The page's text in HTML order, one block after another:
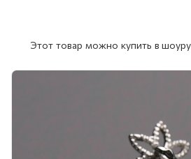
Этот товар можно купить в